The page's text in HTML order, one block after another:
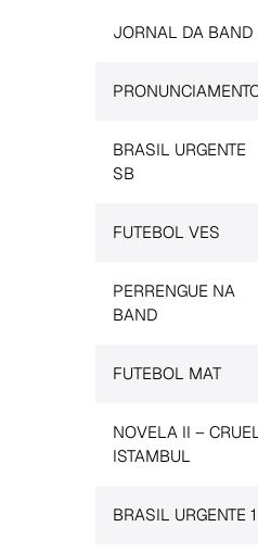
JORNAL DA BAND
BRASIL URGENTE
SB
FUTEBOL VES
PERRENGUE NA
BAND
FUTEBOL MAT
NOVELA II – CRUEL
ISTAMBUL
BRASIL URGENTE 1